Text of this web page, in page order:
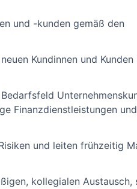
und -kunden gemäß den
Kundinnen und
Finanzdienstleistungen
und leiten frühzeitig
kollegialen Austausch,